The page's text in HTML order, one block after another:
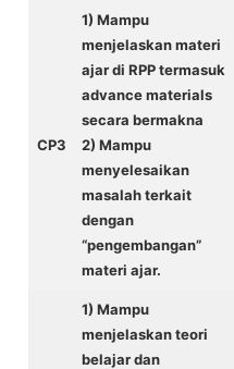
CP3
1) Mampu
menjelaskan materi
ajar di RPP termasuk
advance materials
secara bermakna
2) Mampu
menyelesaikan
masalah terkait
dengan
“pengembangan”
materi ajar.
1) Mampu
menjelaskan teori
belajar dan